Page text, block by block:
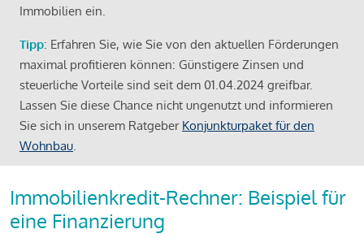
Immobilien ein.
Tipp: Erfahren Sie, wie Sie von den aktuellen Förderungen
maximal profitieren können: Günstigere Zinsen und
steuerliche Vorteile sind seit dem 01.04.2024 greifbar.
Lassen Sie diese Chance nicht ungenutzt und informieren
Sie sich in unserem Ratgeber Konjunkturpaket für den
Wohnbau.
Immobilienkredit-Rechner: Beispiel für
eine Finanzierung